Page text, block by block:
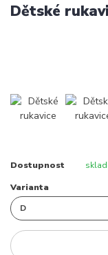
Dětské
Dostupnost
Varianta